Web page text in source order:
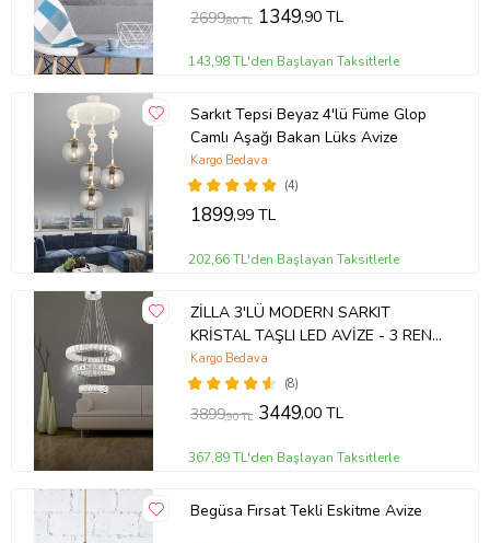
2699,80 TL 1349,90 TL
143,98 TL'den Başlayan Taksitlerle
Sarkıt Tepsi Beyaz 4'lü Füme Glop
Camlı Aşağı Bakan Lüks Avize
(4)
Kargo Bedava
1899,99 TL
202,66 TL'den Başlayan Taksitlerle
ZİLLA 3'LÜ MODERN SARKIT
KRİSTAL TAŞLI LED AVİZE - 3 RENK
KUMANDALI - ( Beyaz - Sarı - Gün
Işığı )
(8)
Kargo Bedava
3899,90 TL 3449,00 TL
367,89 TL'den Başlayan Taksitlerle
Begüsa Fırsat Tekli Eskitme Avize